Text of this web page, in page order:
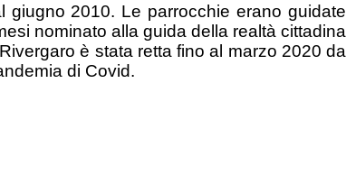
2010. Le parrocchie erano guidate
nominato alla guida della realtà cittadina
è stata retta fino al marzo 2020 da
di Covid.